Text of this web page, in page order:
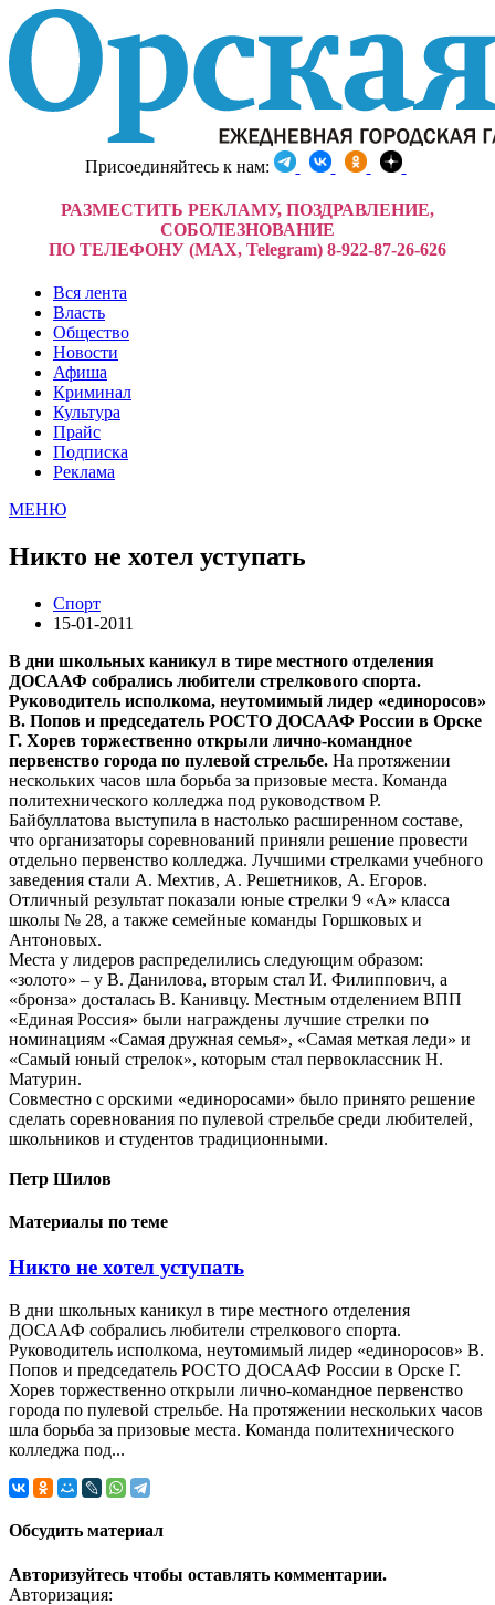
Присоединяйтесь к нам:
РАЗМЕСТИТЬ РЕКЛАМУ, ПОЗДРАВЛЕНИЕ,
СОБОЛЕЗНОВАНИЕ
ПО ТЕЛЕФОНУ (MAX, Telegram) 8-922-87-26-626
Вся лента
Власть
Общество
Новости
Афиша
Криминал
Культура
Прайс
Подписка
Реклама
МЕНЮ
Никто не хотел уступать
Спорт
15-01-2011
В дни школьных каникул в тире местного отделения
ДОСААФ собрались любители стрелкового спорта.
Руководитель исполкома, неутомимый лидер «единоросов»
В. Попов и председатель РОСТО ДОСААФ России в Орске
Г. Хорев торжественно открыли лично-командное
первенство города по пулевой стрельбе. На протяжении
нескольких часов шла борьба за призовые места. Команда
политехнического колледжа под руководством Р.
Байбуллатова выступила в настолько расширенном составе,
что организаторы соревнований приняли решение провести
отдельно первенство колледжа. Лучшими стрелками учебного
заведения стали А. Мехтив, А. Решетников, А. Егоров.
Отличный результат показали юные стрелки 9 «А» класса
школы № 28, а также семейные команды Горшковых и
Антоновых.
Места у лидеров распределились следующим образом:
«золото» – у В. Данилова, вторым стал И. Филиппович, а
«бронза» досталась В. Канивцу. Местным отделением ВПП
«Единая Россия» были награждены лучшие стрелки по
номинациям «Самая дружная семья», «Самая меткая леди» и
«Самый юный стрелок», которым стал первоклассник Н.
Матурин.
Совместно с орскими «единоросами» было принято решение
сделать соревнования по пулевой стрельбе среди любителей,
школьников и студентов традиционными.
Петр Шилов
Материалы по теме
Никто не хотел уступать
В дни школьных каникул в тире местного отделения
ДОСААФ собрались любители стрелкового спорта.
Руководитель исполкома, неутомимый лидер «единоросов» В.
Попов и председатель РОСТО ДОСААФ России в Орске Г.
Хорев торжественно открыли лично-командное первенство
города по пулевой стрельбе. На протяжении нескольких часов
шла борьба за призовые места. Команда политехнического
колледжа под...
Обсудить материал
Авторизуйтесь чтобы оставлять комментарии.
Авторизация: